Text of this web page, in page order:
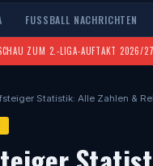
FUSSBALL NACHRICHTEN
ZUM 2.-LIGA-AUFTAKT 2026/
Statistik: Alle Zahlen &